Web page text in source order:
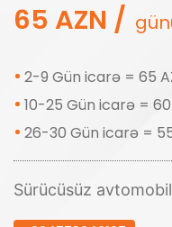
65 AZN /
2-9 Gün icarə = 65
10-25 Gün icarə =
26-30 Gün icarə =
Sürücüsüz